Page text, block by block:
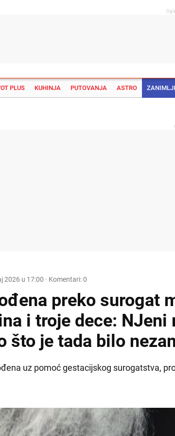
PLUS KUHINJA PUTOVANJA ASTRO
2026 u 17:00 · Komentari: 0
preko surogat
i troje dece: NJeni
što je tada bilo
uz pomoć gestacijskog surogatstva,